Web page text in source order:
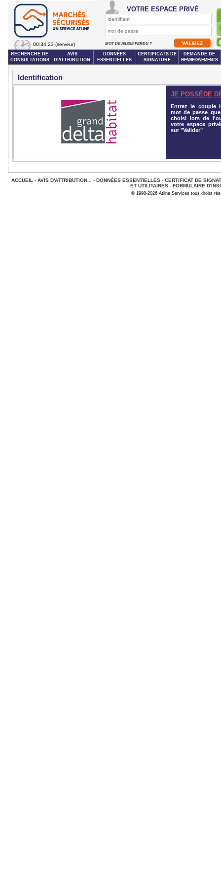
00:34:23 (serveur)
VOTRE ESPACE PRIVÉ
MOT DE PASSE PERDU ?
RECHERCHE DE
CONSULTATIONS
AVIS
D'ATTRIBUTION
DONNÉES
ESSENTIELLES
CERTIFICATS DE
SIGNATURE
DEMANDE DE
RENSEIGNEMENTS
Identification
JE POSSÈDE
Entrez le couple
mot de passe
choisi lors de
votre espace
sur "Valider"
ACCUEIL - AVIS D'ATTRIBUTION... - DONNÉES ESSENTIELLES- CERTIFICAT DE
ET UTILITAIRES - FORMULAIRE
© 1998-2026 Atline Services tous droits